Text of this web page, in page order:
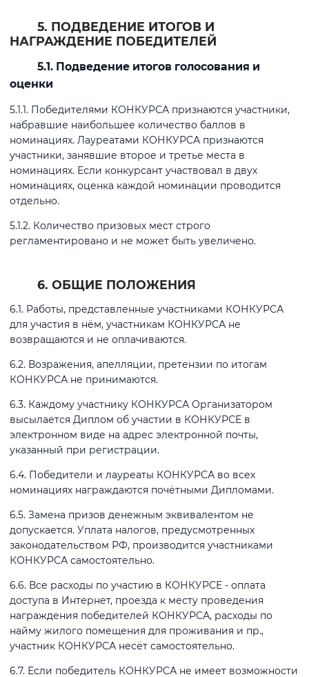
5. ПОДВЕДЕНИЕ ИТОГОВ И
НАГРАЖДЕНИЕ ПОБЕДИТЕЛЕЙ
5.1. Подведение итогов голосования и
оценки
5.1.1. Победителями КОНКУРСА признаются участники,
набравшие наибольшее количество баллов в
номинациях. Лауреатами КОНКУРСА признаются
участники, занявшие второе и третье места в
номинациях. Если конкурсант участвовал в двух
номинациях, оценка каждой номинации проводится
отдельно.
5.1.2. Количество призовых мест строго
регламентировано и не может быть увеличено.
6. ОБЩИЕ ПОЛОЖЕНИЯ
6.1. Работы, представленные участниками КОНКУРСА
для участия в нём, участникам КОНКУРСА не
возвращаются и не оплачиваются.
6.2. Возражения, апелляции, претензии по итогам
КОНКУРСА не принимаются.
6.3. Каждому участнику КОНКУРСА Организатором
высылается Диплом об участии в КОНКУРСЕ в
электронном виде на адрес электронной почты,
указанный при регистрации.
6.4. Победители и лауреаты КОНКУРСА во всех
номинациях награждаются почётными Дипломами.
6.5. Замена призов денежным эквивалентом не
допускается. Уплата налогов, предусмотренных
законодательством РФ, производится участниками
КОНКУРСА самостоятельно.
6.6. Все расходы по участию в КОНКУРСЕ - оплата
доступа в Интернет, проезда к месту проведения
награждения победителей КОНКУРСА, расходы по
найму жилого помещения для проживания и пр.,
участник КОНКУРСА несёт самостоятельно.
6.7. Если победитель КОНКУРСА не имеет возможности